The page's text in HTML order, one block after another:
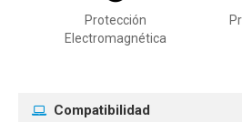
Protección
Electromagnética
Compatibilidad